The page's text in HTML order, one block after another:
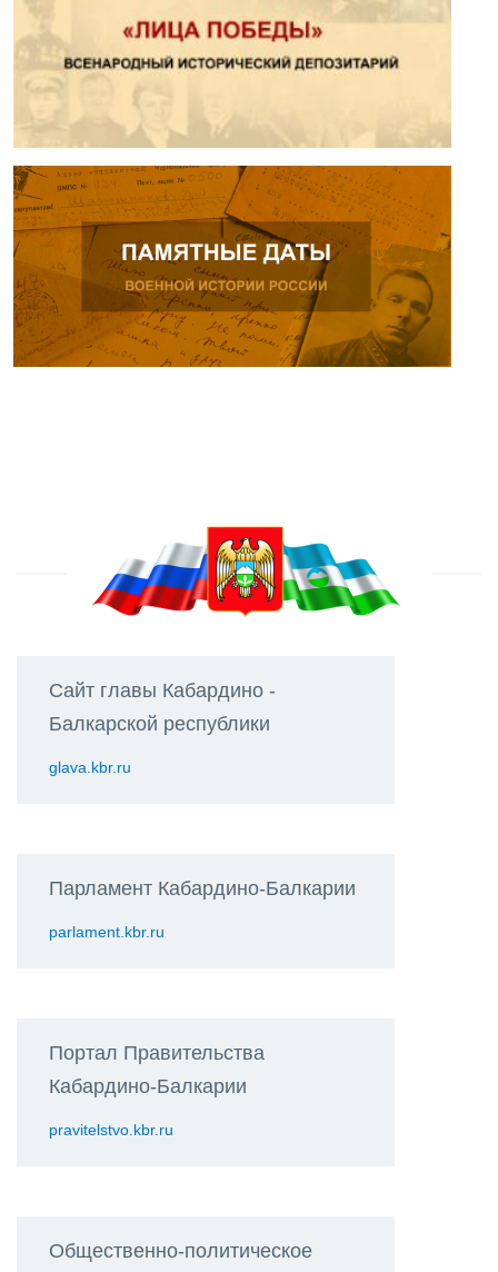
Сайт главы Кабардино -
Балкарской республики
glava.kbr.ru
Парламент Кабардино-Балкарии
parlament.kbr.ru
Портал Правительства
Кабардино-Балкарии
pravitelstvo.kbr.ru
Общественно-политическое